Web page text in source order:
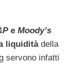
e Moody’s
liquiditàdella
servono infatti